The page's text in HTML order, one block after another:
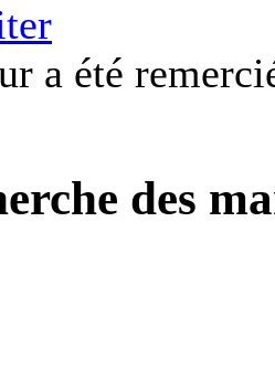
a été
des